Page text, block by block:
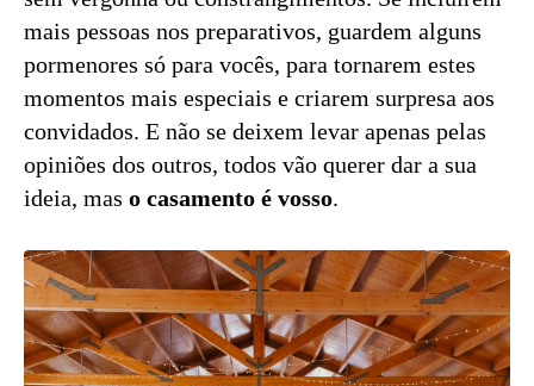
mais pessoas nos preparativos, guardem alguns
pormenores só para vocês, para tornarem estes
momentos mais especiais e criarem surpresa aos
convidados. E não se deixem levar apenas pelas
opiniões dos outros, todos vão querer dar a sua
ideia, mas o casamento é vosso.